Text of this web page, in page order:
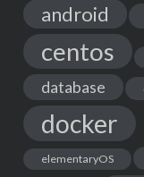
android
centos
database
docker
elementaryOS